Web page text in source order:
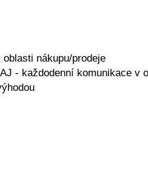
nákupu/prodeje
- každodenní komunikace v